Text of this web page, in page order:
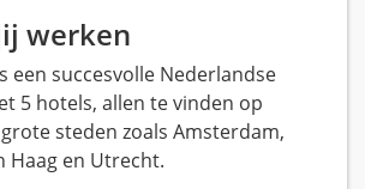
werken
een succesvolle Nederlandse
5 hotels, allen te vinden op
steden zoals Amsterdam,
Haag en Utrecht.